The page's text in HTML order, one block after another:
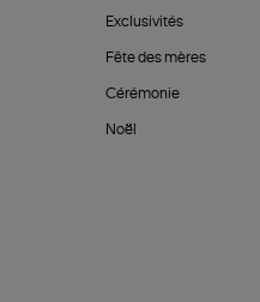
Exclusivités
Fête des mères
Cérémonie
Noël